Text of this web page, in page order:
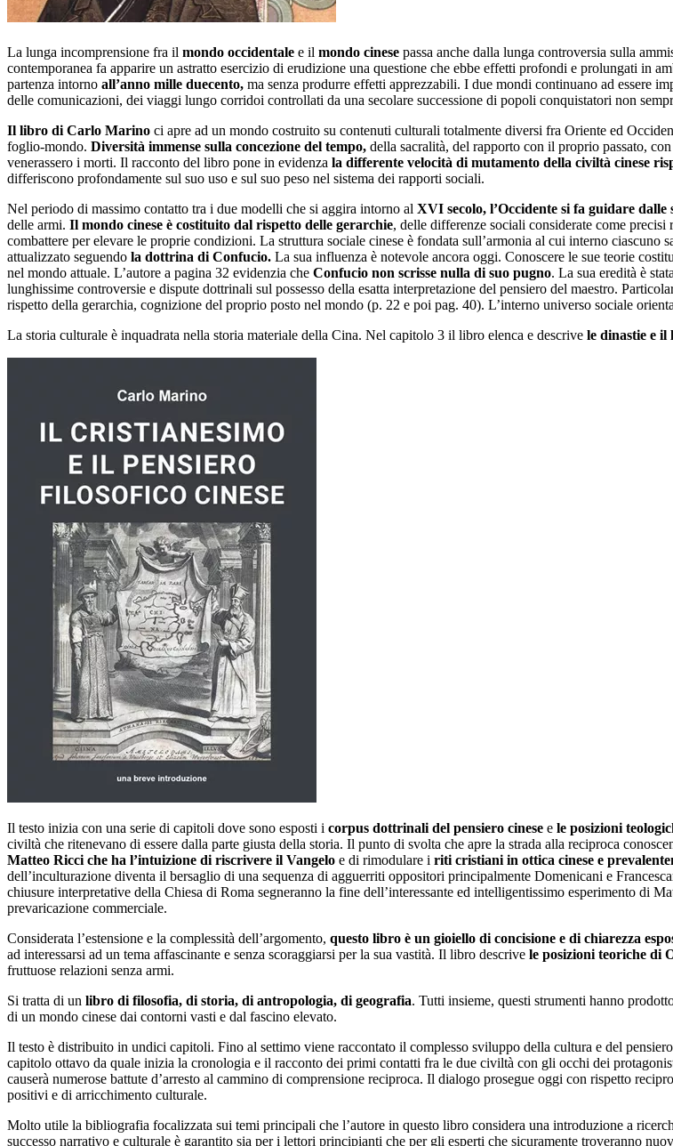
La lunga incomprensione fra il mondo occidentale e il mondo cinese passa anche dalla lunga controversia sulla
contemporanea fa apparire un astratto esercizio di erudizione una questione che ebbe effetti profondi e prolungati
partenza intorno all’anno mille duecento, ma senza produrre effetti apprezzabili. I due mondi continuano ad essere
delle comunicazioni, dei viaggi lungo corridoi controllati da una secolare successione di popoli conquistatori non
Il libro di Carlo Marino ci apre ad un mondo costruito su contenuti culturali totalmente diversi fra Oriente ed
foglio-mondo. Diversità immense sulla concezione del tempo, della sacralità, del rapporto con il proprio passato,
venerassero i morti. Il racconto del libro pone in evidenza la differente velocità di mutamento della civiltà cinese
differiscono profondamente sul suo uso e sul suo peso nel sistema dei rapporti sociali.
Nel periodo di massimo contatto tra i due modelli che si aggira intorno al XVI secolo, l’Occidente si fa guidare dalle
delle armi. Il mondo cinese è costituito dal rispetto delle gerarchie, delle differenze sociali considerate come
combattere per elevare le proprie condizioni. La struttura sociale cinese è fondata sull’armonia al cui interno ciascuno
attualizzato seguendo la dottrina di Confucio. La sua influenza è notevole ancora oggi. Conoscere le sue teorie
nel mondo attuale. L’autore a pagina 32 evidenzia che Confucio non scrisse nulla di suo pugno. La sua eredità è
lunghissime controversie e dispute dottrinali sul possesso della esatta interpretazione del pensiero del maestro.
rispetto della gerarchia, cognizione del proprio posto nel mondo (p. 22 e poi pag. 40). L’interno universo sociale
La storia culturale è inquadrata nella storia materiale della Cina. Nel capitolo 3 il libro elenca e descrive le dinastie e
Il testo inizia con una serie di capitoli dove sono esposti i corpus dottrinali del pensiero cinese e le posizioni
civiltà che ritenevano di essere dalla parte giusta della storia. Il punto di svolta che apre la strada alla reciproca
Matteo Ricci che ha l’intuizione di riscrivere il Vangelo e di rimodulare i riti cristiani in ottica cinese e
dell’inculturazione diventa il bersaglio di una sequenza di agguerriti oppositori principalmente Domenicani e
chiusure interpretative della Chiesa di Roma segneranno la fine dell’interessante ed intelligentissimo esperimento di
prevaricazione commerciale.
Considerata l’estensione e la complessità dell’argomento, questo libro è un gioiello di concisione e di chiarezza
ad interessarsi ad un tema affascinante e senza scoraggiarsi per la sua vastità. Il libro descrive le posizioni teoriche di
fruttuose relazioni senza armi.
Si tratta di un libro di filosofia, di storia, di antropologia, di geografia. Tutti insieme, questi strumenti hanno
di un mondo cinese dai contorni vasti e dal fascino elevato.
Il testo è distribuito in undici capitoli. Fino al settimo viene raccontato il complesso sviluppo della cultura e del
capitolo ottavo da quale inizia la cronologia e il racconto dei primi contatti fra le due civiltà con gli occhi dei
causerà numerose battute d’arresto al cammino di comprensione reciproca. Il dialogo prosegue oggi con rispetto
positivi e di arricchimento culturale.
Molto utile la bibliografia focalizzata sui temi principali che l’autore in questo libro considera una introduzione a
successo narrativo e culturale è garantito sia per i lettori principianti che per gli esperti che sicuramente troveranno